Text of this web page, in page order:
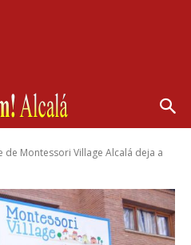
de Montessori Village Alcalá deja a